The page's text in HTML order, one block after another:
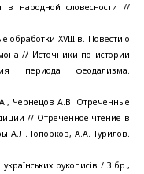
народной словесности //
обработки XVIII в. Повести о
// Источники по истории
периода феодализма.
Чернецов А.В. Отреченные
// Отреченное чтение в
А.Л. Топорков, А.А. Турилов.
рукописiв / Зiбр.,